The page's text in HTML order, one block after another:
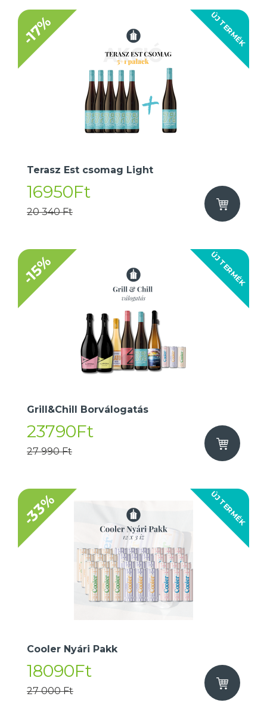
ÚJ TERMÉK
-17%
Terasz Est csomag Light
16950Ft
20 340 Ft
ÚJ TERMÉK
-15%
Grill&Chill Borválogatás
23790Ft
27 990 Ft
ÚJ TERMÉK
-33%
Cooler Nyári Pakk
18090Ft
27 000 Ft